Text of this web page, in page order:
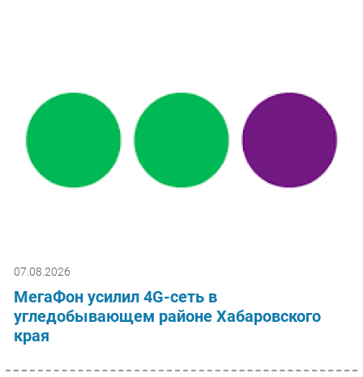
07.08.2026
МегаФон усилил 4G-сеть в
угледобывающем районе Хабаровского
края